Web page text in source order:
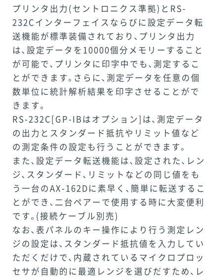
プリンタ出力(セントロニクス準拠)とRS-
232Cインターフェイスならびに設定データ転
送機能が標準装備されており､プリンタ出力
は､設定データを10000個分メモリーすること
が可能で､プリンタに印字中でも､測定するこ
とができます｡さらに､測定データを任意の個
数単位に統計解析結果を印字させることがで
きます｡
RS-232C[GP-IBはオプション]は､測定データ
の出力とスタンダード抵抗やリミット値など
の測定条件の設定も行うことができます｡
また､設定データ転送機能は､設定された､レン
ジ､スタンダード､リミットなどの同じ値をも
う一台のAX-162Dに素早く､簡単に転送するこ
とができ､二台ペアーで使用する時に大変便利
です｡(接続ケーブル別売)
なお､表パネルのキー操作により行う測定レン
ジの設定は､スタンダード抵抗値を入力してい
ただくだけで､内蔵されているマイクロプロッ
セサが自動的に最適レンジを選びだすため､レ